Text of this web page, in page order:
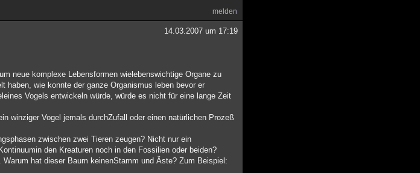
melden
14.03.2007 um 17:19
neue komplexe Lebensformen wielebenswichtige Organe zu
haben, wie konnte der ganze Organismus leben bevor er
Vogels entwickeln würde, würde es nicht für eine lange Zeit
winziger Vogel jemals durchZufall oder einen natürlichen Prozeß
zwischen zwei Tieren zeugen? Nicht nur ein
den Kreaturen noch in den Fossilien oder beiden?
hat dieser Baum keinenStamm und Äste? Zum Beispiel: